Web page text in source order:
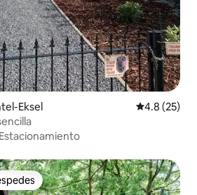
Eksel Calificación
4.8 (25)
Estacionamiento
preferido